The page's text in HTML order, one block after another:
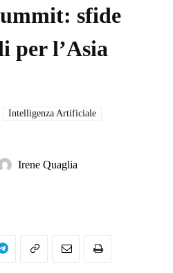
sfide
per l’Asia
Intelligenza Artificiale
Irene Quaglia